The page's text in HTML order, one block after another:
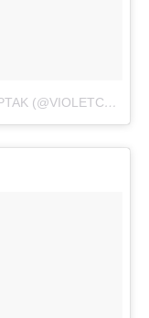
ПУБЛИКАЦИЯ ОТ VIOLET BY CLAIRE PTAK (@VIOLETCAKESLONDON)